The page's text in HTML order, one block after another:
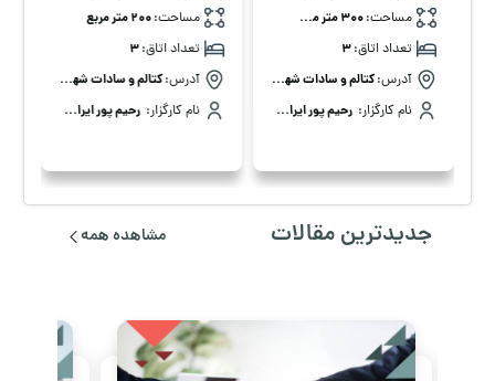
مساحت:
300 متر مربع
تعداد اتاق:3
آدرس:
کتالم و سادات شهر، سادات شهر خیابان ارجمندی
نام کارگزار:
رحیم پور ایران مدیر آژانس املاک کارن رامسر
مساحت:200 متر مربع
تعداد اتاق:3
آدرس:
کتالم و سادات شهر، سادات شهر خیابان ارجمندی
نام کارگزار:
رحیم پور ایران
جدیدترین مقالات مشاهده همه